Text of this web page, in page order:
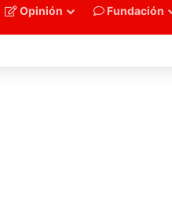
Opinión Fundación
celebra la llamada de Ángel